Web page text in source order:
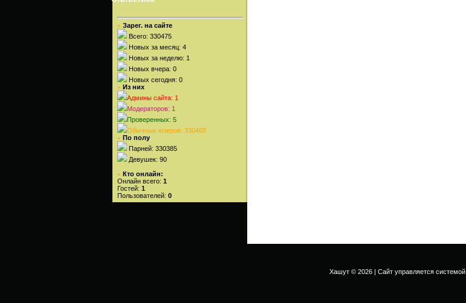
» Зарег. на сайте
Всего: 330475
Новых за месяц: 4
Новых за неделю: 1
Новых вчера: 0
Новых сегодня: 0
» Из них
Админы сайта: 1
Модераторов: 1
Проверенных: 5
Обычных юзеров: 330468
» По полу
Парней: 330385
Девушек: 90
» Кто онлайн:
Онлайн всего: 1
Гостей: 1
Пользователей: 0
Хашут © 2026 | Сайт управляется системой